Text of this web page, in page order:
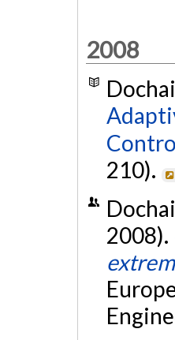
2008
210).
2008).